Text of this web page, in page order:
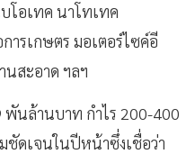
โอเทค นาโทเทค
ารเกษตร มอเตอร์ไซค์อี
นสะอาด ฯลฯ
นล้านบาท กำไร 200-400
ชัดเจนในปีหน้าซึ่งเชื่อว่า